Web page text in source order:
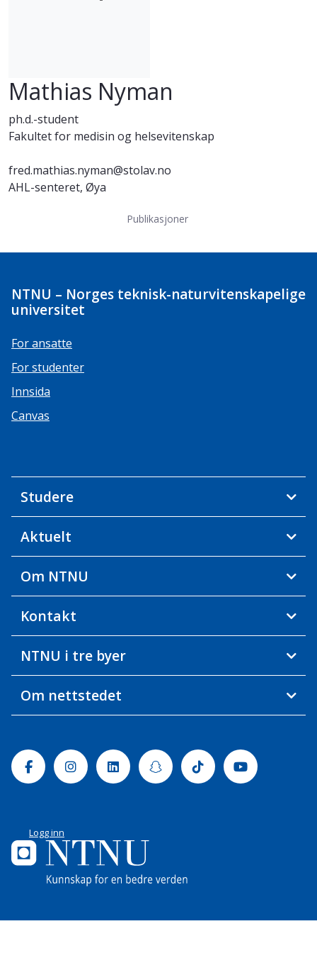
Mathias Nyman
ph.d.-student
Fakultet for medisin og helsevitenskap
fred.mathias.nyman@stolav.no
AHL-senteret, Øya
Publikasjoner
NTNU – Norges teknisk-naturvitenskapelige
universitet
For ansatte
For studenter
Innsida
Canvas
Studere
Aktuelt
Om NTNU
Kontakt
NTNU i tre byer
Om nettstedet
FacebookInstagramLinkedinSnapchatTiktok Youtube
Logg inn